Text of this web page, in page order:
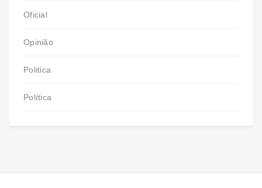
Oficial
Opinião
Politica
Política